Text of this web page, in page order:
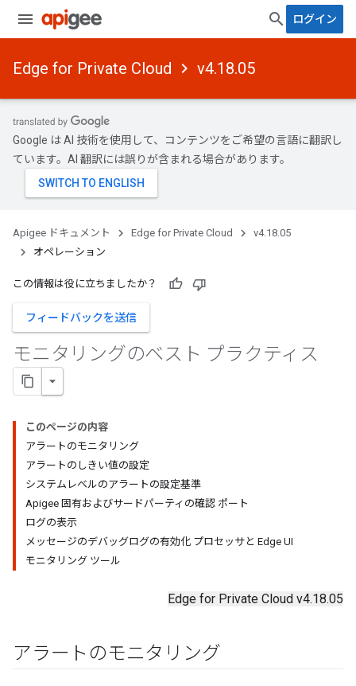
ログイン
Edge for Private Cloud v4.18.05
Google は AI 技術を使用して、コンテンツをご希望の言語に翻訳し
ています。AI 翻訳には誤りが含まれる場合があります。
Apigee ドキュメント Edge for Private Cloud
v4.18.05
オペレーション
この情報は役に立ちましたか？
フィードバックを送信
モニタリングのベスト プラクティス
このページの内容
アラートのモニタリング
アラートのしきい値の設定
システムレベルのアラートの設定基準
Apigee 固有およびサードパーティの確認 ポート
ログの表示
メッセージのデバッグログの有効化 プロセッサと Edge UI
モニタリング ツール
Edge for Private Cloud v4.18.05
アラートのモニタリング